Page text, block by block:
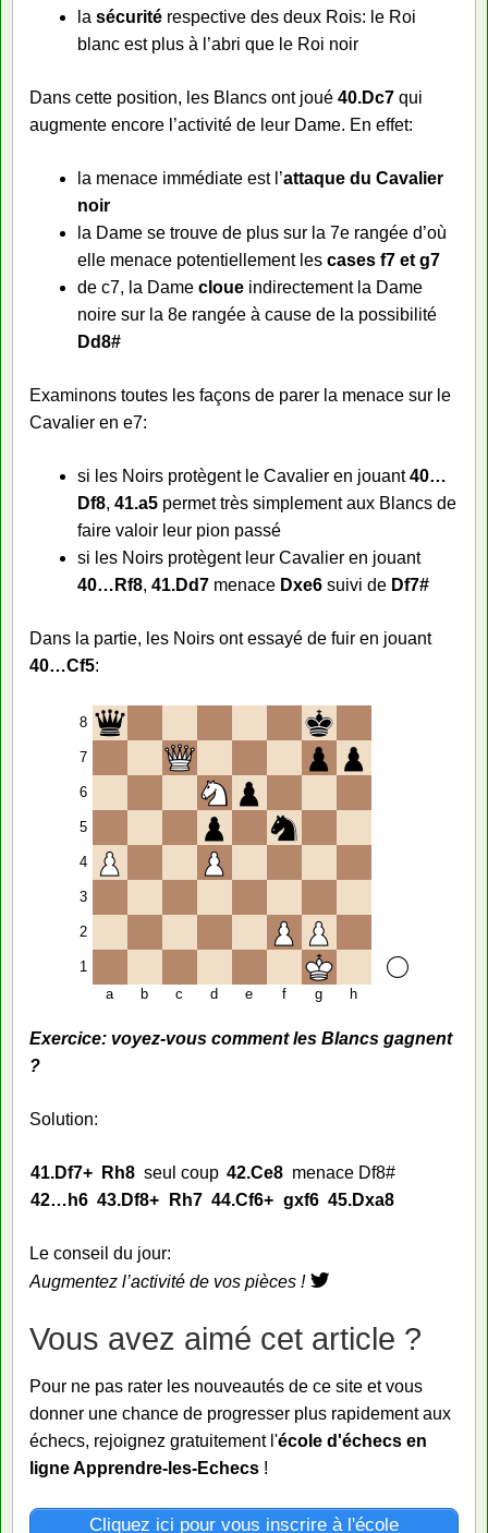
la sécurité respective des deux Rois: le Roi
blanc est plus à l’abri que le Roi noir
Dans cette position, les Blancs ont joué 40.Dc7 qui
augmente encore l’activité de leur Dame. En effet:
la menace immédiate est l’attaque du Cavalier
noir
la Dame se trouve de plus sur la 7e rangée d’où
elle menace potentiellement les cases f7 et g7
de c7, la Dame cloue indirectement la Dame
noire sur la 8e rangée à cause de la possibilité
Dd8#
Examinons toutes les façons de parer la menace sur le
Cavalier en e7:
si les Noirs protègent le Cavalier en jouant40…
Df8, 41.a5 permet très simplement aux Blancs de
faire valoir leur pion passé
si les Noirs protègent leur Cavalier en jouant
40…Rf8, 41.Dd7 menace Dxe6 suivi de Df7#
Dans la partie, les Noirs ont essayé de fuir en jouant
40…Cf5:
8
7
6
5
4
3
2
1
a
b c d e f g h
Exercice: voyez-vous comment les Blancs gagnent
?
Solution:
41.Df7+ Rh8 seul coup 42.Ce8 menace Df8#
42… h6 43.Df8+ Rh7 44.Cf6+ gxf6 45.Dxa8
Le conseil du jour:
Augmentez l’activité de vos pièces !
Vous avez aimé cet article ?
Pour ne pas rater les nouveautés de ce site et vous
donner une chance de progresser plus rapidement aux
échecs, rejoignez gratuitement l'école d'échecs en
ligne Apprendre-les-Echecs !
Cliquez ici pour vous inscrire à l'école